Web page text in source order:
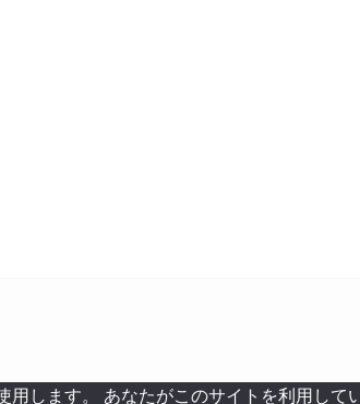
します。 あなたがこのサイトを利用して